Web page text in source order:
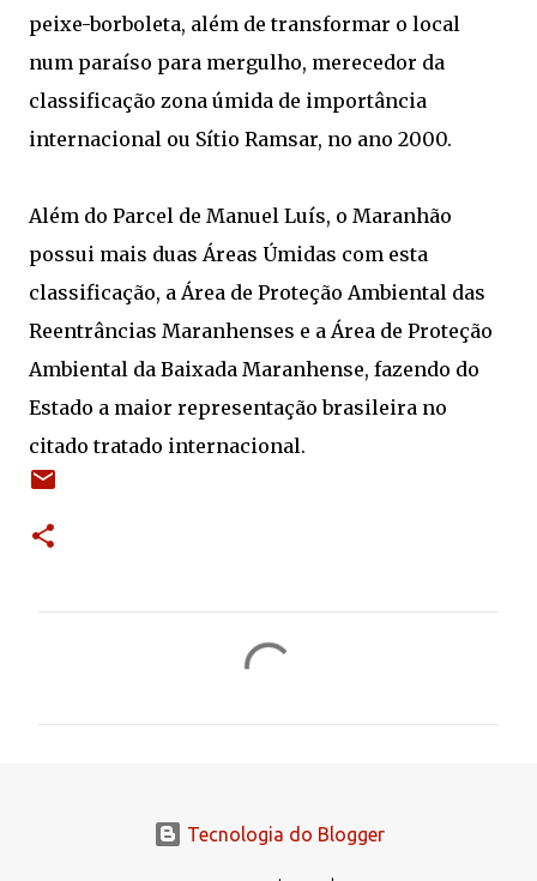
peixe-borboleta, além de transformar o local
num paraíso para mergulho, merecedor da
classificação zona úmida de importância
internacional ou Sítio Ramsar, no ano 2000.
Além do Parcel de Manuel Luís, o Maranhão
possui mais duas Áreas Úmidas com esta
classificação, a Área de Proteção Ambiental das
Reentrâncias Maranhenses e a Área de Proteção
Ambiental da Baixada Maranhense, fazendo do
Estado a maior representação brasileira no
citado tratado internacional.
Tecnologia do Blogger